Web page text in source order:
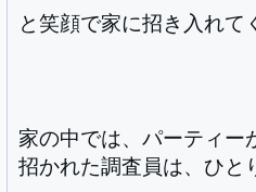
と笑顔で家に招き入れて
家の中では、パーティー
招かれた調査員は、ひと